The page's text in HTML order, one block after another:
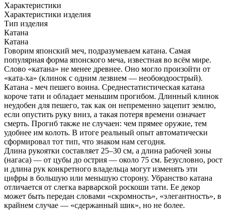
Характеристики
Характеристики изделия
Тип изделия
Катана
Катана
Говорим японский меч, подразумеваем катана. Самая
популярная форма японского меча, известная во всём мире.
Слово «катана» не менее древнее. Оно могло произойти от
«ката-ха» (клинок с одним лезвием — необоюдоострый).
Катана - меч пешего воина. Среднестатистическая катана
короче тати и обладает меньшим прогибом. Длинный клинок
неудобен для пешего, так как он непременно зацепит землю,
если опустить руку вниз, а такая потеря времени означает
смерть. Прогиб также не случаен: чем прямее оружие, тем
удобнее им колоть. В итоге реальный опыт автоматически
сформировал тот тип, что знаком нам сегодня.
Длина рукоятки составляет 25–30 см, а длина рабочей зоны
(нагаса) — от цубы до острия — около 75 см. Безусловно, рост
и длина рук конкретного владельца могут изменять эти
цифры в большую или меньшую сторону. Убранство катана
отличается от слегка варварской роскоши тати. Ее декор
может быть передан словами «скромность», «элегантность», в
крайнем случае — «сдержанный шик», но не более.